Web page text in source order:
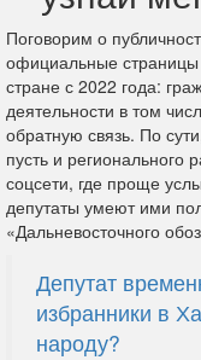
Поговорим о
официальные страницы
стране с 2022 года:
деятельности в том
обратную связь. По
пусть и регионального
соцсети, где проще
депутаты умеют ими
«Дальневосточного
Депутат
избранники в
народу?